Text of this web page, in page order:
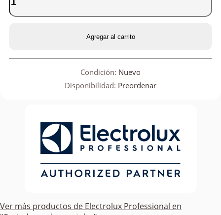
Agregar al carrito
Condición: Nuevo
Disponibilidad: Preordenar
Ver más productos de Electrolux Professional en